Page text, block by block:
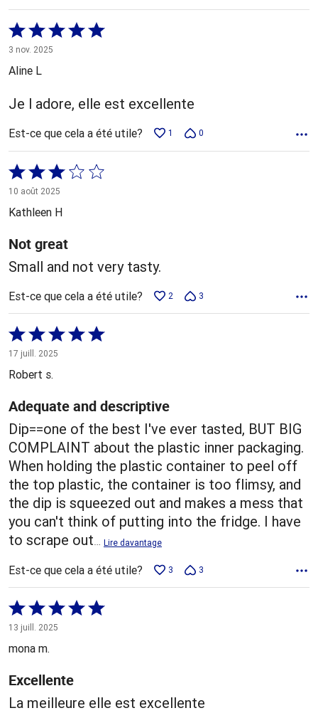
Coté
5 sur
5
3 nov. 2025
Aline L
Je l adore, elle est excellente
Est-ce que cela a été utile? 1 0
Coté
3 sur
5
10 août 2025
Kathleen H
Not great
Small and not very tasty.
Est-ce que cela a été utile? 2 3
Coté
5 sur
5
17 juill. 2025
Robert s.
Adequate and descriptive
Dip==one of the best I've ever tasted, BUT BIG
COMPLAINT about the plastic inner packaging.
When holding the plastic container to peel off
the top plastic, the container is too flimsy, and
the dip is squeezed out and makes a mess that
you can't think of putting into the fridge. I have
to scrape out… Lire davantage
Est-ce que cela a été utile? 3 3
Coté
5 sur
13 juill. 2025
mona m.
Excellente
La meilleure elle est excellente